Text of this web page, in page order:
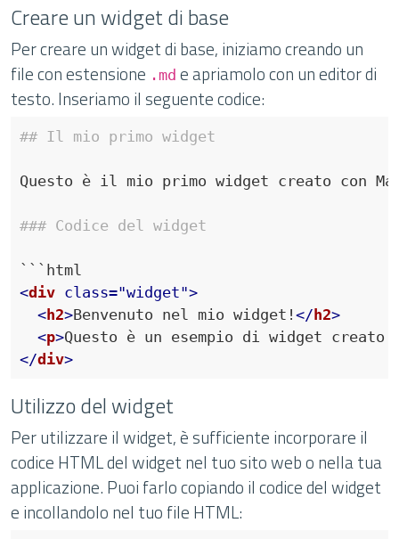
Creare un widget di base
Per creare un widget di base, iniziamo creando un
file con estensione .md e apriamolo con un editor di
testo. Inseriamo il seguente codice:
## Il mio primo widget
### Codice del widget
```
<div class="widget">
<h2>Benvenuto nel mio widget! </h2>
<p>Questo è un esempio di widget creato
</div>
Utilizzo del widget
Per utilizzare il widget, è sufficiente incorporare il
codice HTML del widget nel tuo sito web o nella tua
applicazione. Puoi farlo copiando il codice del widget
e incollandolo nel tuo file HTML: